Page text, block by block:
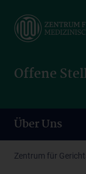
main
Offene
Über Uns
Zentrum für